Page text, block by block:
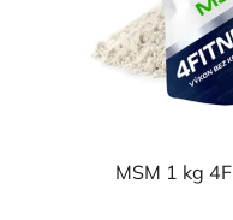
MSM 1 kg